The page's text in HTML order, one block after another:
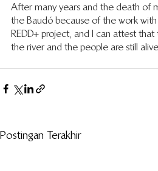
After many years and the death of
the Baudó because of the work
REDD+ project, and I can attest
the river and the people are still
Postingan Terakhir